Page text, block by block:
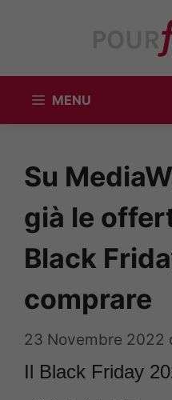
MENU
Su
già le
Black
comprare
23 Novembre 2022
Il Black Friday